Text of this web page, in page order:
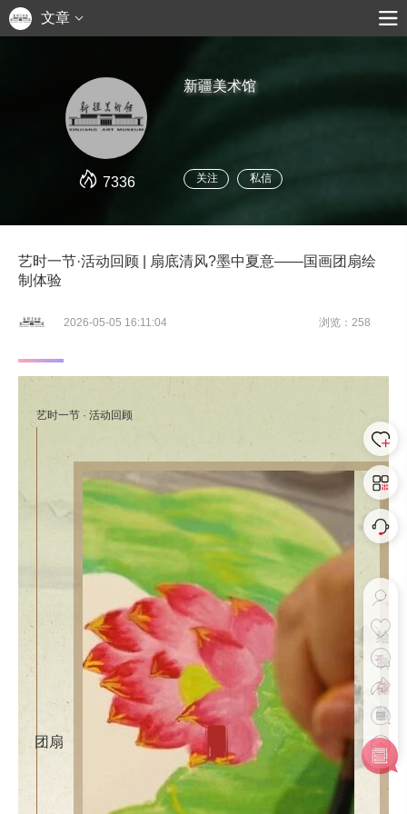
文章
7336
新疆美术馆
关注 私信
艺时一节·活动回顾 | 扇底清风?墨中夏意——国画团扇绘
制体验
2026-05-05 16:11:04 浏览：258
艺时一节 · 活动回顾
绘
制
体
验
团扇